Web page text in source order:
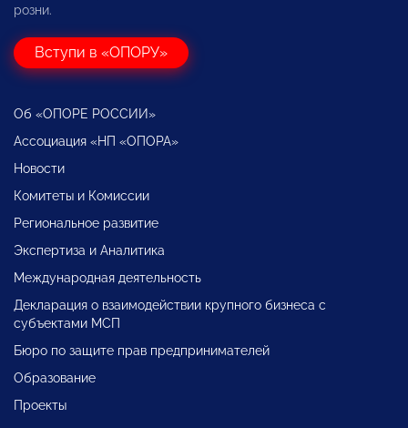
розни.
Вступи в «ОПОРУ»
Об «ОПОРЕ РОССИИ»
Ассоциация «НП «ОПОРА»
Новости
Комитеты и Комиссии
Региональное развитие
Экспертиза и Аналитика
Международная деятельность
Декларация о взаимодействии крупного бизнеса с
субъектами МСП
Бюро по защите прав предпринимателей
Образование
Проекты